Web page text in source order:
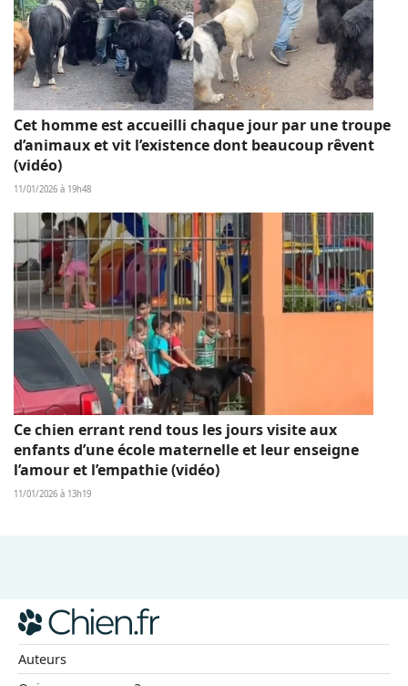
Cet homme est accueilli chaque jour par une troupe
d’animaux et vit l’existence dont beaucoup rêvent
(vidéo)
11/01/2026 à 19h48
Ce chien errant rend tous les jours visite aux
enfants d’une école maternelle et leur enseigne
l’amour et l’empathie (vidéo)
11/01/2026 à 13h19
Auteurs